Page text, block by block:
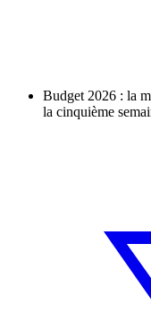
Budget 2026 : la
la cinquième